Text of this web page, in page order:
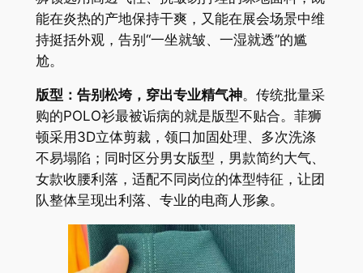
能在炎热的产地保持干爽，又能在展会场景中维
持挺括外观，告别“一坐就皱、一湿就透”的尴
尬。
版型：告别松垮，穿出专业精气神。传统批量采
购的POLO衫最被诟病的就是版型不贴合。菲狮
顿采用3D立体剪裁，领口加固处理、多次洗涤
不易塌陷；同时区分男女版型，男款简约大气、
女款收腰利落，适配不同岗位的体型特征，让团
队整体呈现出利落、专业的电商人形象。